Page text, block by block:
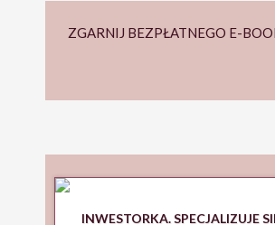
ZGARNIJ BEZPŁATNEGO E-
INWESTORKA. SPECJALIZUJE